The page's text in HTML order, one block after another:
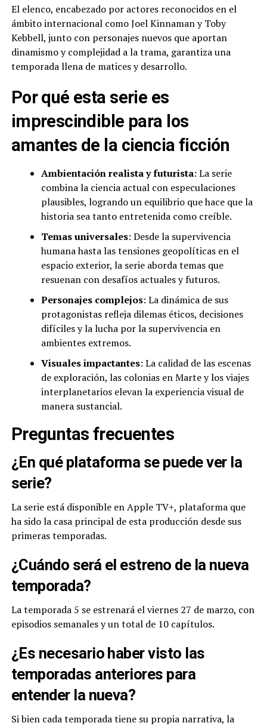
El elenco, encabezado por actores reconocidos en el
ámbito internacional como Joel Kinnaman y Toby
Kebbell, junto con personajes nuevos que aportan
dinamismo y complejidad a la trama, garantiza una
temporada llena de matices y desarrollo.
Por qué esta serie es
imprescindible para los
amantes de la ciencia ficción
Ambientación realista y futurista: La serie
combina la ciencia actual con especulaciones
plausibles, logrando un equilibrio que hace que la
historia sea tanto entretenida como creíble.
Temas universales: Desde la supervivencia
humana hasta las tensiones geopolíticas en el
espacio exterior, la serie aborda temas que
resuenan con desafíos actuales y futuros.
Personajes complejos: La dinámica de sus
protagonistas refleja dilemas éticos, decisiones
difíciles y la lucha por la supervivencia en
ambientes extremos.
Visuales impactantes: La calidad de las escenas
de exploración, las colonias en Marte y los viajes
interplanetarios elevan la experiencia visual de
manera sustancial.
Preguntas frecuentes
¿En qué plataforma se puede ver la
serie?
La serie está disponible en Apple TV+, plataforma que
ha sido la casa principal de esta producción desde sus
primeras temporadas.
¿Cuándo será el estreno de la nueva
temporada?
La temporada 5 se estrenará el viernes 27 de marzo, con
episodios semanales y un total de 10 capítulos.
¿Es necesario haber visto las
temporadas anteriores para
entender la nueva?
Si bien cada temporada tiene su propia narrativa, la